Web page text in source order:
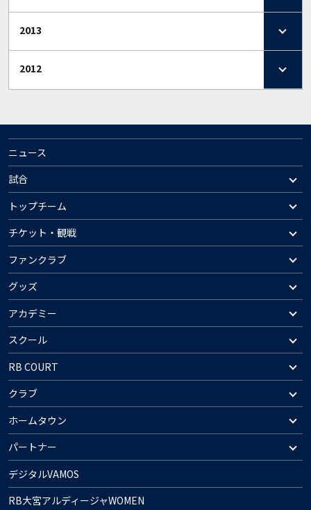
2013
2012
ニュース
試合
トップチーム
チケット・観戦
ファンクラブ
グッズ
アカデミー
スクール
RB COURT
クラブ
ホームタウン
パートナー
デジタルVAMOS
RB大宮アルディージャWOMEN